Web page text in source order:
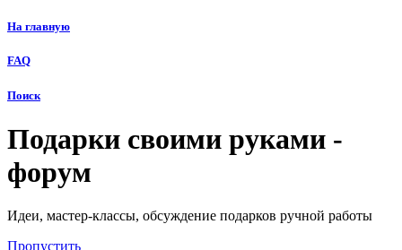
На главную
FAQ
Поиск
Подарки своими руками -
форум
Идеи, мастер-классы, обсуждение подарков ручной работы
Пропустить